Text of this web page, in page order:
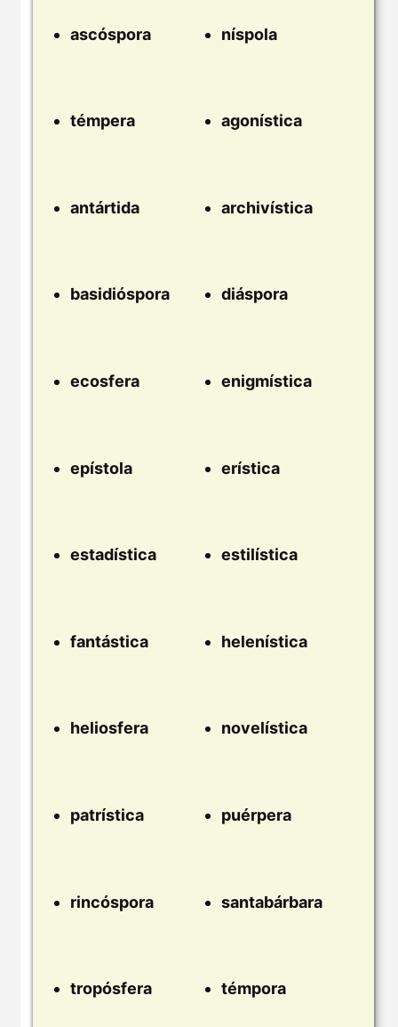
ascóspora níspola
témpera agonística
antártida archivística
basidióspora diáspora
ecosfera enigmística
epístola erística
estadística estilística
fantástica helenística
heliosfera novelística
patrística puérpera
rincóspora santabárbara
tropósfera témpora